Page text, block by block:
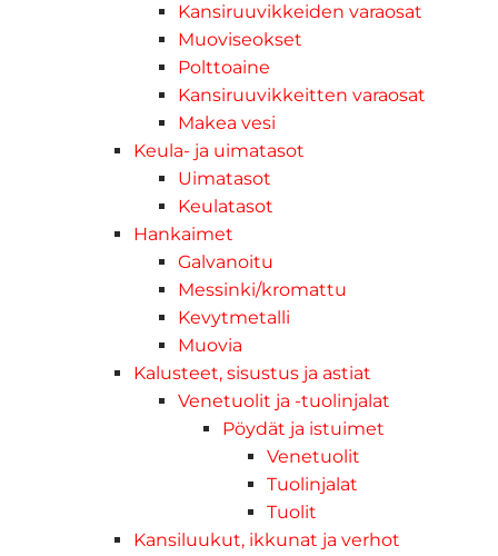
Kansiruuvikkeiden varaosat
Muoviseokset
Polttoaine
Kansiruuvikkeitten varaosat
Makea vesi
Keula- ja uimatasot
Uimatasot
Keulatasot
Hankaimet
Galvanoitu
Messinki/kromattu
Kevytmetalli
Muovia
Kalusteet, sisustus ja astiat
Venetuolit ja -tuolinjalat
Pöydät ja istuimet
Venetuolit
Tuolinjalat
Tuolit
Kansiluukut, ikkunat ja verhot